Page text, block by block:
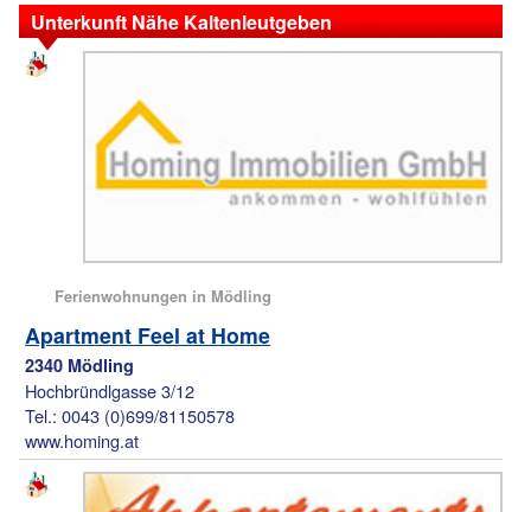
Unterkunft Nähe Kaltenleutgeben
Ferienwohnungen in Mödling
Apartment Feel at Home
2340 Mödling
Hochbründlgasse 3/12
Tel.: 0043 (0)699/81150578
www.homing.at